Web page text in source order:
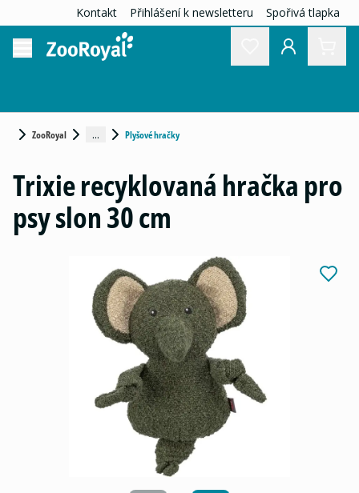
Kontakt Přihlášení k newsletteru Spořivá tlapka
ZooRoyal ... Plyšové hračky
Trixie recyklovaná hračka pro
psy slon 30 cm